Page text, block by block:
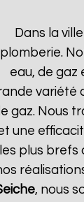
Dans la
plomberie.
eau, de gaz
variété
gaz. Nous
une
les plus
, nous